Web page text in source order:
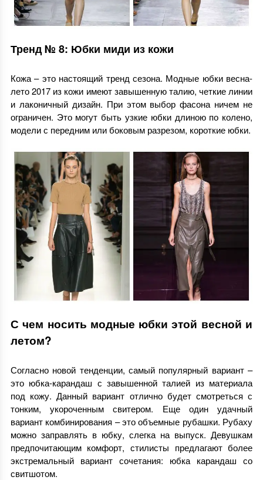
Тренд № 8: Юбки миди из кожи
Кожа – это настоящий тренд сезона. Модные юбки весна-
лето 2017 из кожи имеют завышенную талию, четкие линии
и лаконичный дизайн. При этом выбор фасона ничем не
ограничен. Это могут быть узкие юбки длиною по колено,
модели с передним или боковым разрезом, короткие юбки.
С чем носить модные юбки этой весной и
летом?
Согласно новой тенденции, самый популярный вариант –
это юбка-карандаш с завышенной талией из материала
под кожу. Данный вариант отлично будет смотреться с
тонким, укороченным свитером. Еще один удачный
вариант комбинирования – это объемные рубашки. Рубаху
можно заправлять в юбку, слегка на выпуск. Девушкам
предпочитающим комфорт, стилисты предлагают более
экстремальный вариант сочетания: юбка карандаш со
свитшотом.